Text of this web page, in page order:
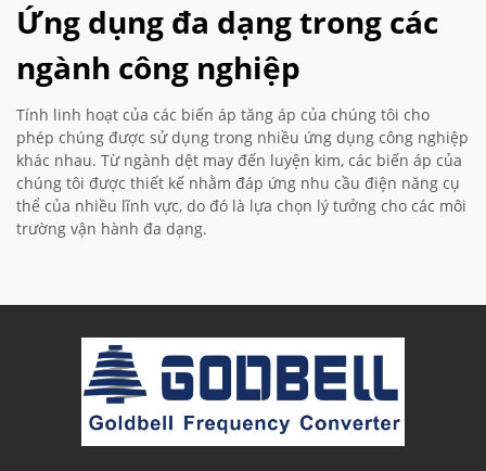
Ứng dụng đa dạng trong các
ngành công nghiệp
Tính linh hoạt của các biến áp tăng áp của chúng tôi cho
phép chúng được sử dụng trong nhiều ứng dụng công nghiệp
khác nhau. Từ ngành dệt may đến luyện kim, các biến áp của
chúng tôi được thiết kế nhằm đáp ứng nhu cầu điện năng cụ
thể của nhiều lĩnh vực, do đó là lựa chọn lý tưởng cho các môi
trường vận hành đa dạng.